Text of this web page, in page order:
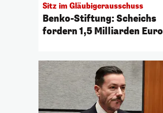
Sitz im Gläubigerausschuss
Benko-Stiftung: Scheichs
fordern 1,5 Milliarden Euro